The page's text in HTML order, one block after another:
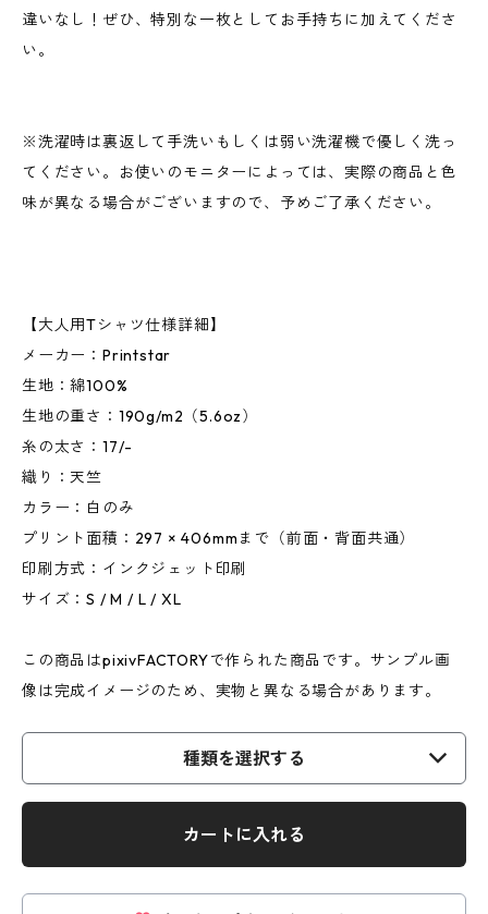
違いなし！ぜひ、特別な一枚としてお手持ちに加えてくださ
い。
※洗濯時は裏返して手洗いもしくは弱い洗濯機で優しく洗っ
てください。お使いのモニターによっては、実際の商品と色
味が異なる場合がございますので、予めご了承ください。
【大人用Tシャツ仕様詳細】
メーカー：Printstar
生地：綿100%
生地の重さ：190g/m2（5.6oz）
糸の太さ：17/-
織り：天竺
カラー：白のみ
プリント面積：297 × 406mmまで（前面・背面共通）
印刷方式：インクジェット印刷
サイズ：S / M / L / XL
この商品はpixivFACTORYで作られた商品です。サンプル画
像は完成イメージのため、実物と異なる場合があります。
種類を選択する
カートに入れる